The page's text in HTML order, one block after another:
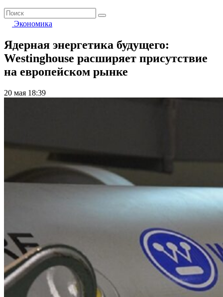
Экономика
Ядерная энергетика будущего:
Westinghouse расширяет присутствие
на европейском рынке
20 мая 18:39